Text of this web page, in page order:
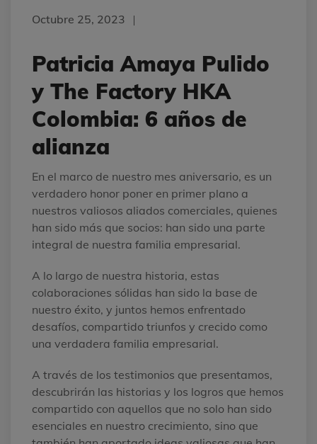
Octubre 25, 2023
Patricia Amaya Pulido
y The Factory HKA
Colombia: 6 años de
alianza
En el marco de nuestro mes aniversario, es un
verdadero honor poner en primer plano a
nuestros valiosos aliados comerciales, quienes
han sido más que socios: han sido una parte
integral de nuestra familia empresarial.
A lo largo de nuestra historia, estas
colaboraciones sólidas han sido la base de
nuestro éxito, y juntos hemos enfrentado
desafíos, compartido triunfos y crecido como
una verdadera familia empresarial.
A través de los testimonios que presentamos,
descubrirán las historias y los logros que hemos
compartido con aquellos que no solo han sido
esenciales en nuestro crecimiento, sino que